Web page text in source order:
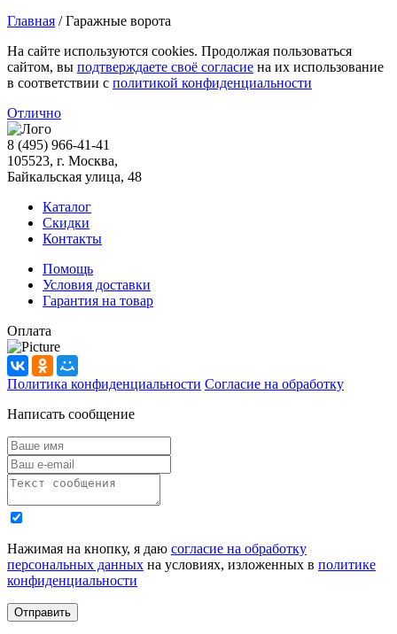
Главная / Гаражные ворота
На сайте используются cookies. Продолжая пользоваться
сайтом, вы подтверждаете своё согласие на их использование
в соответствии с политикой конфиденциальности
Отлично
8 (495) 966-41-41
105523, г. Москва,
Байкальская улица, 48
Каталог
Скидки
Контакты
Помощь
Условия доставки
Гарантия на товар
Оплата
Политика конфиденциальности Согласие на обработку
Написать сообщение
Нажимая на кнопку, я даю согласие на обработку
персональных данных на условиях, изложенных в политике
конфиденциальности